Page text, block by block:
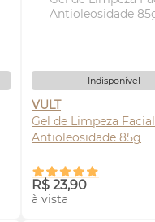
Indisponível
VULT
Gel de Limpeza Facial
Antioleosidade 85g
R$ 23,90
à vista
AVISE-ME